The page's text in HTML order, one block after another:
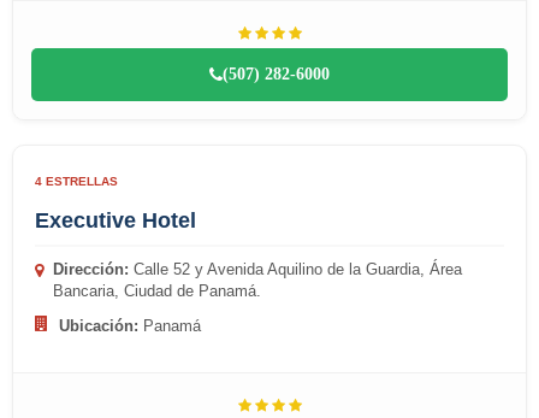
(507) 282-6000
4 ESTRELLAS
Executive Hotel
Dirección: Calle 52 y Avenida Aquilino de la Guardia, Área
Bancaria, Ciudad de Panamá.
Ubicación: Panamá